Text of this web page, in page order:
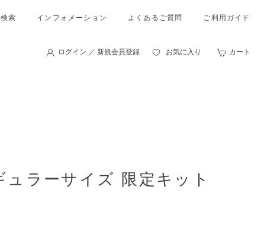
索 インフォメーション よくあるご質問 ご利用ガイド
ログイン ／ 新規会員登録 お気に入り カート
ラーサイズ 限定キット